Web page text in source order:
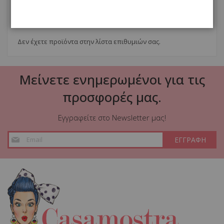
Δεν έχετε προϊόντα στην λίστα επιθυμιών σας.
Μείνετε ενημερωμένοι για τις
προσφορές μας.
Εγγραφείτε στο Newsletter μας!
Εγγραφή
Ενημερωτικό
Δελτίο:
ΕΓΓΡΑΦΗ